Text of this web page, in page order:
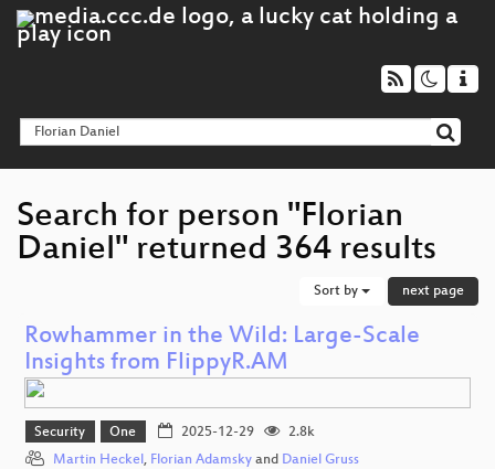
Search for person "Florian
Daniel" returned 364 results
Sort by next page
Rowhammer in the Wild: Large-Scale
Insights from FlippyR.AM
Security One 2025-12-29
2.8k
Martin Heckel , Florian Adamsky and Daniel Gruss